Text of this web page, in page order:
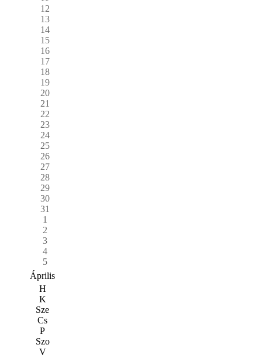
12
13
14
15
16
17
18
19
20
21
22
23
24
25
26
27
28
29
30
31
1
2
3
4
5
Április
H
K
Sze
Cs
P
Szo
V